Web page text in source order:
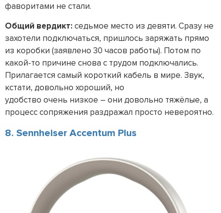
фаворитами не стали.
Общий вердикт:седьмое место из девяти. Сразу не
захотели подключаться, пришлось заряжать прямо
из коробки (заявлено 30 часов работы). Потом по
какой-то причине снова с трудом подключались.
Прилагается самый короткий кабель в мире. Звук,
кстати, довольно хороший, но
удобство очень низкое – они довольно тяжёлые, а
процесс сопряжения раздражал просто невероятно.
8. Sennheiser Accentum Plus